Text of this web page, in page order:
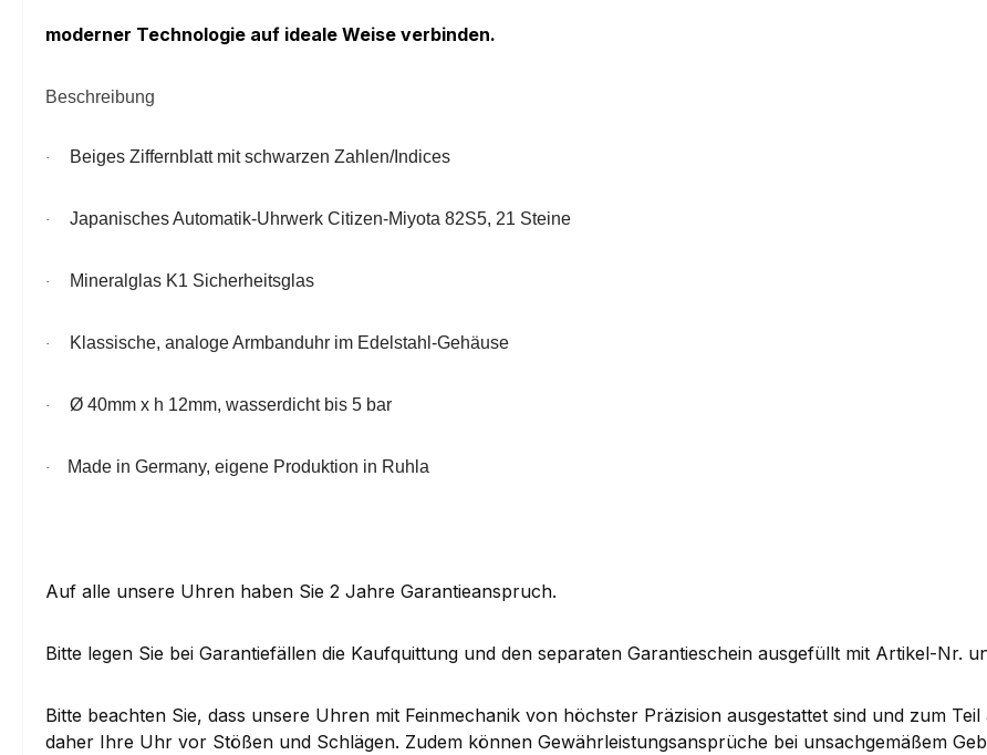
moderner Technologie auf ideale Weise verbinden.
Beschreibung
· Beiges Ziffernblatt mit schwarzen Zahlen/Indices
· Japanisches Automatik-Uhrwerk Citizen-Miyota 82S5, 21 Steine
· Mineralglas K1 Sicherheitsglas
· Klassische, analoge Armbanduhr im Edelstahl-Gehäuse
· Ø 40mm x h 12mm, wasserdicht bis 5 bar
· Made in Germany, eigene Produktion in Ruhla
Auf alle unsere Uhren haben Sie 2 Jahre Garantieanspruch.
Bitte legen Sie bei Garantiefällen die Kaufquittung und den separaten Garantieschein ausgefüllt mit Artikel-Nr.
Bitte beachten Sie, dass unsere Uhren mit Feinmechanik von höchster Präzision ausgestattet sind und zum
daher Ihre Uhr vor Stößen und Schlägen. Zudem können Gewährleistungsansprüche bei unsachgemäßem